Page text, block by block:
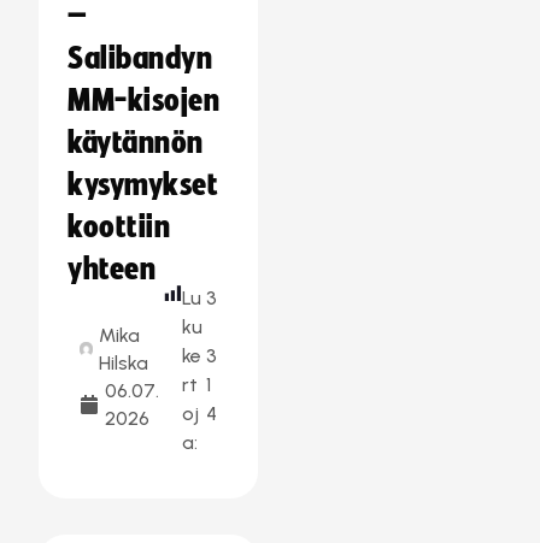
–
Salibandyn
MM-kisojen
käytännön
kysymykset
koottiin
yhteen
Mika
Hilska
06.07.
2026
Lu
ku
ke
rt
oj
a:
3
3
1
4